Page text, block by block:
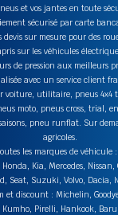
et vos jantes en toute
sécurisé par carte
devis sur mesure pour des
sur les véhicules
de pression aux meilleurs
avec un service client
voiture, utilitaire, pneus
moto, pneus cross, trial,
pneu runflat. Sur
agricoles.
les marques de véhicule
Kia, Mercedes, Nissan,
Seat, Suzuki, Volvo, Dacia,
et discount : Michelin,
Pirelli, Hankook,